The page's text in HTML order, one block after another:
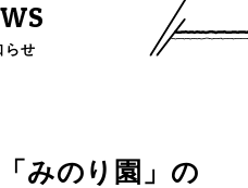
らせ
みのり園」の